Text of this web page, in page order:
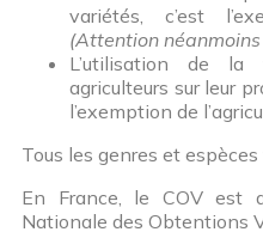
variétés, c’est
(Attention
L’utilisation de
agriculteurs sur leur
l’exemption de
Tous les genres et
En France, le COV est
Nationale des Obtentions